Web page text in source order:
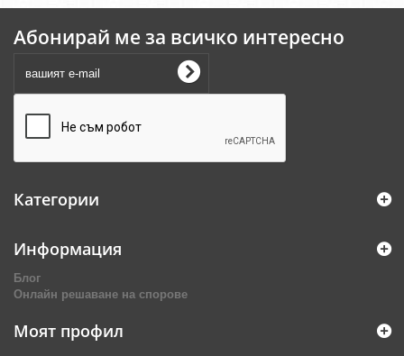
Абонирай ме за всичко интересно
Категории
Информация
Блог
Онлайн решаване на спорове
Моят профил